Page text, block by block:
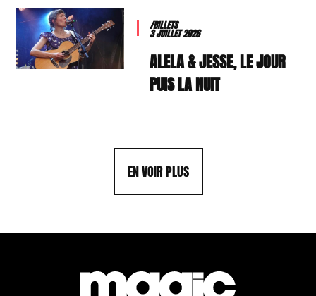
/BILLETS
3 JUILLET 2026
ALELA & JESSE, LE JOUR
PUIS LA NUIT
EN VOIR PLUS